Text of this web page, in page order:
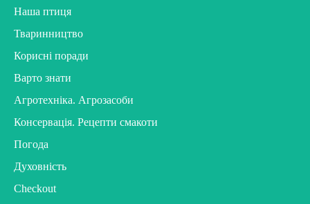
Наша птиця
Тваринництво
Корисні поради
Варто знати
Агротехніка. Агрозасоби
Консервація. Рецепти смакоти
Погода
Духовність
Checkout